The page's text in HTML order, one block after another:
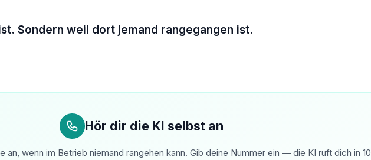
Sondern weil dort jemand rangegangen ist.
Hör dir die KI selbst an
an, wenn im Betrieb niemand rangehen kann. Gib deine Nummer ein — die KI ruft dich in 10